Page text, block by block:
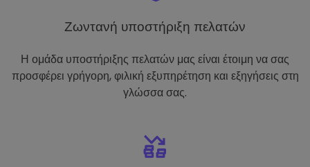
Ζωντανή υποστήριξη πελατών
Η ομάδα υποστήριξης πελατών μας είναι έτοιμη να σας
προσφέρει γρήγορη, φιλική εξυπηρέτηση και εξηγήσεις στη
γλώσσα σας.